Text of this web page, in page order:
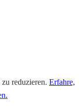
reduzieren. Erfahre,